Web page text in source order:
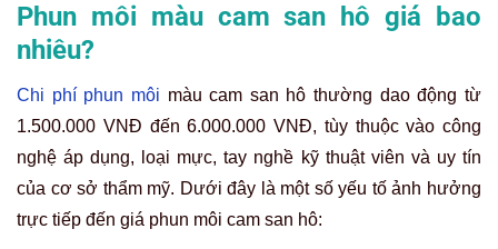
Phun môi màu cam san hô giá bao
nhiêu?
Chi phí phun môi màu cam san hô thường dao động từ
1.500.000 VNĐ đến 6.000.000 VNĐ, tùy thuộc vào công
nghệ áp dụng, loại mực, tay nghề kỹ thuật viên và uy tín
của cơ sở thẩm mỹ. Dưới đây là một số yếu tố ảnh hưởng
trực tiếp đến giá phun môi cam san hô: